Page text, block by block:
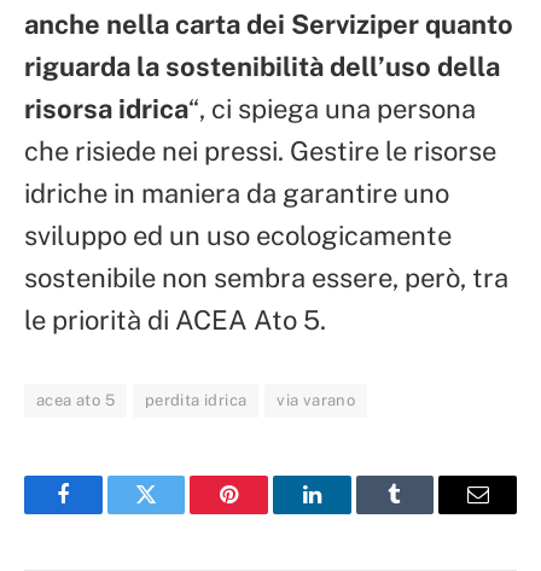
anche nella carta dei Serviziper quanto
riguarda la sostenibilità dell’uso della
risorsa idrica“, ci spiega una persona
che risiede nei pressi. Gestire le risorse
idriche in maniera da garantire uno
sviluppo ed un uso ecologicamente
sostenibile non sembra essere, però, tra
le priorità di ACEA Ato 5.
acea ato 5 perdita idrica via varano
FacebookTwitter Pinterest LinkedInTumblr Email